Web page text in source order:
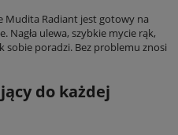
Mudita Radiant jest gotowy na
Nagła ulewa, szybkie mycie rąk,
sobie poradzi. Bez problemu znosi
do każdej